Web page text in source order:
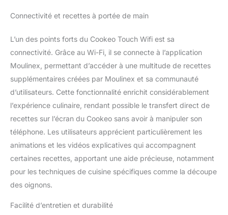
réparateurs dans le
à la protection de
réduction des déchets
GAGNEZ DU TEMPS :
Pas besoin de mettre la
main à la pâte : Cookeo
gère la cuisson pour
vous et relâche la
pression
automatiquement
APPLICATION GRATUITE
EXCLUSIVE : Pour
encore plus d'inspiration,
créer votre propre livre
et partager des conseils
Connectivité et recettes à portée de main
L’un des points forts du Cookeo Touch Wifi est sa
connectivité. Grâce au Wi-Fi, il se connecte à l’application
Moulinex, permettant d’accéder à une multitude de recettes
supplémentaires créées par Moulinex et sa communauté
d’utilisateurs. Cette fonctionnalité enrichit considérablement
l’expérience culinaire, rendant possible le transfert direct de
recettes sur l’écran du Cookeo sans avoir à manipuler son
téléphone. Les utilisateurs apprécient particulièrement les
animations et les vidéos explicatives qui accompagnent
certaines recettes, apportant une aide précieuse, notamment
pour les techniques de cuisine spécifiques comme la découpe
des oignons.
Facilité d’entretien et durabilité